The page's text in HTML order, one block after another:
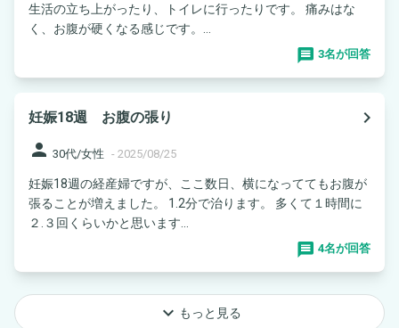
生活の立ち上がったり、トイレに行ったりです。 痛みはな
く、お腹が硬くなる感じです。...
3名が回答
妊娠18週 お腹の張り
navigate_next
person 30代/女性 - 2025/08/25
妊娠18週の経産婦ですが、ここ数日、横になっててもお腹が
張ることが増えました。 1.2分で治ります。 多くて１時間に
２.３回くらいかと思います...
4名が回答
keyboard_arrow_down もっと見る